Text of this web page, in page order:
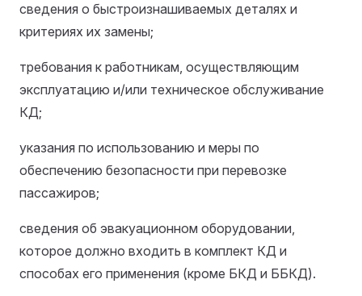
сведения о быстроизнашиваемых деталях и
критериях их замены;
требования к работникам, осуществляющим
эксплуатацию и/или техническое обслуживание
КД;
указания по использованию и меры по
обеспечению безопасности при перевозке
пассажиров;
сведения об эвакуационном оборудовании,
которое должно входить в комплект КД и
способах его применения (кроме БКД и ББКД).